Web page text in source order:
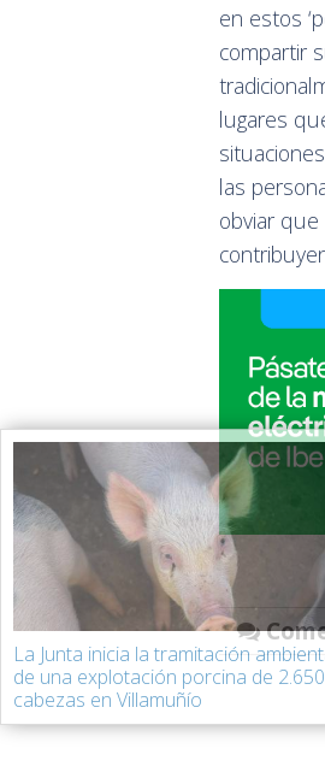
en estos
compartir
lugares
las
obviar
La Junta inicia la tramitación
de una explotación porcina de 2.650
cabezas en Villamuñío